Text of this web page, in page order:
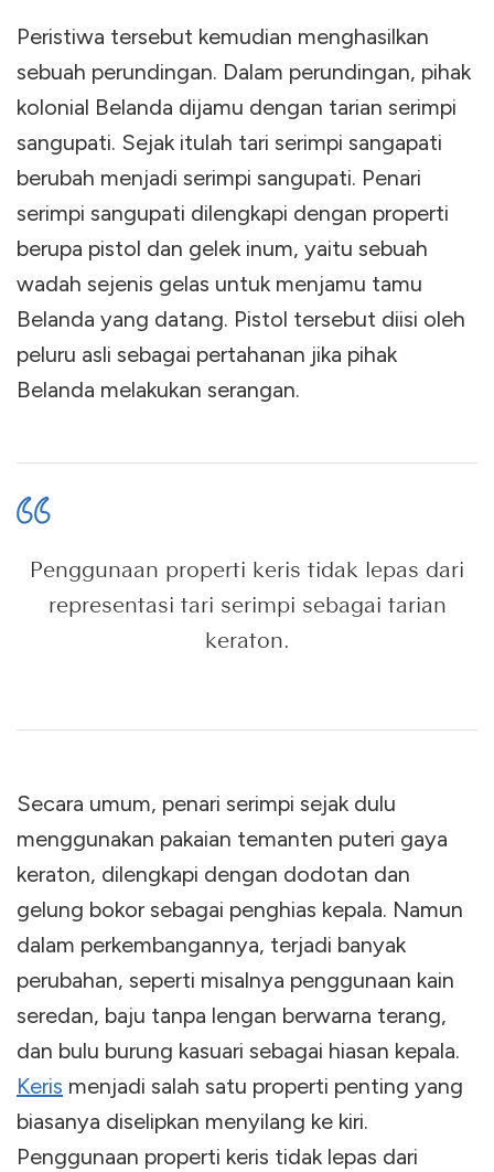
Peristiwa tersebut kemudian menghasilkan
sebuah perundingan. Dalam perundingan, pihak
kolonial Belanda dijamu dengan tarian serimpi
sangupati. Sejak itulah tari serimpi sangapati
berubah menjadi serimpi sangupati. Penari
serimpi sangupati dilengkapi dengan properti
berupa pistol dan gelek inum, yaitu sebuah
wadah sejenis gelas untuk menjamu tamu
Belanda yang datang. Pistol tersebut diisi oleh
peluru asli sebagai pertahanan jika pihak
Belanda melakukan serangan.
Penggunaan properti keris tidak lepas dari
representasi tari serimpi sebagai tarian
keraton.
Secara umum, penari serimpi sejak dulu
menggunakan pakaian temanten puteri gaya
keraton, dilengkapi dengan dodotan dan
gelung bokor sebagai penghias kepala. Namun
dalam perkembangannya, terjadi banyak
perubahan, seperti misalnya penggunaan kain
seredan, baju tanpa lengan berwarna terang,
dan bulu burung kasuari sebagai hiasan kepala.
Keris menjadi salah satu properti penting yang
biasanya diselipkan menyilang ke kiri.
Penggunaan properti keris tidak lepas dari